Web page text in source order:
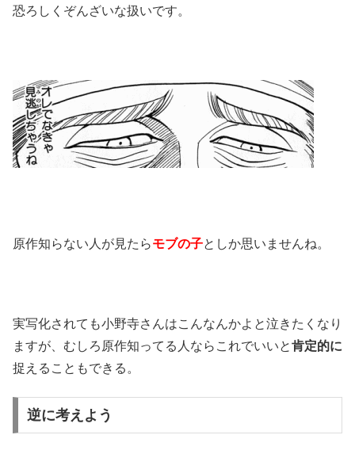
恐ろしくぞんざいな扱いです。
原作知らない人が見たらモブの子としか思いませんね。
実写化されても小野寺さんはこんなんかよと泣きたくなり
ますが、むしろ原作知ってる人ならこれでいいと肯定的に
捉えることもできる。
逆に考えよう